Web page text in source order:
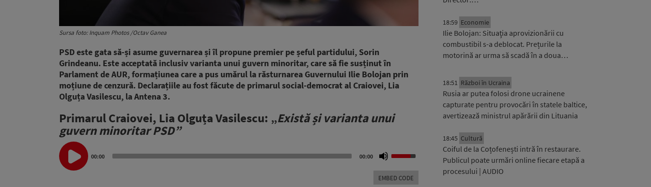
Sursa foto: Inquam Photos /Octav Ganea
PSD este gata să-și asume guvernarea și îl propune premier pe șeful partidului, Sorin
Grindeanu. Este acceptată inclusiv varianta unui guvern minoritar, care să fie susținut în
Parlament de AUR, formațiunea care a pus umărul la răsturnarea Guvernului Ilie Bolojan prin
moțiune de cenzură. Declarațiile au fost făcute de primarul social-democrat al Craiovei, Lia
Olguța Vasilescu, la Antena 3.
PrimarulCraiovei, Lia Olguța Vasilescu: „Există și varianta unui
guvern minoritar PSD”
Audio
Player
00:00 00:00
Up/Down
keys
EMBED CODE
18:59 Economie
Ilie Bolojan: Situaţia aprovizionării cu
combustibil s-a deblocat. Prețurile la
motorină ar urma să scadă în a doua…
18:51 Război în Ucraina
Rusia ar putea folosi drone ucrainene
capturate pentru provocări în statele baltice,
avertizează ministrul apărării din Lituania
18:45 Cultură
Coiful de la Coțofenești intră în restaurare.
Publicul poate urmări online fiecare etapă a
procesului | AUDIO